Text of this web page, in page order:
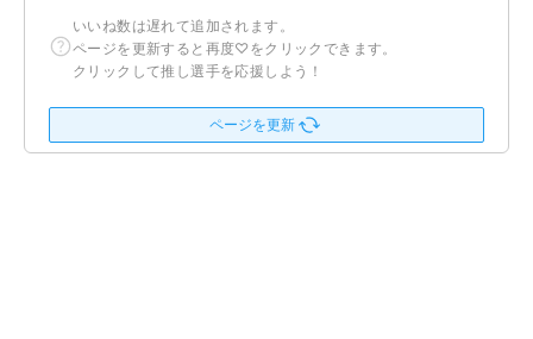
いいね数は遅れて追加されます。
ページを更新すると再度♡をクリックできます。
クリックして推し選手を応援しよう！
ページを更新